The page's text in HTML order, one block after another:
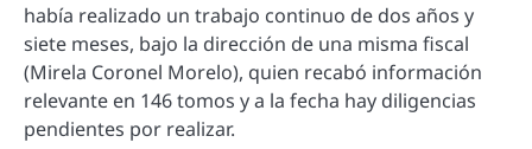
había realizado un trabajo continuo de dos años y
siete meses, bajo la dirección de una misma fiscal
(Mirela Coronel Morelo), quien recabó información
relevante en 146 tomos y a la fecha hay diligencias
pendientes por realizar.